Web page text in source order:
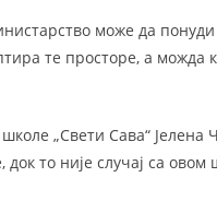
може да
те просторе, а можда
„Свети Сава“
док то није случај са овом